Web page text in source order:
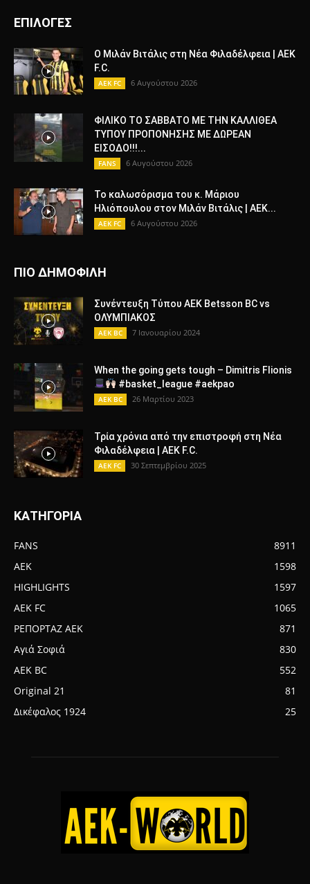
ΕΠΙΛΟΓΕΣ
Ο Μιλάν Βιτάλις στη Νέα Φιλαδέλφεια | AEK
F.C.
AEK FC 6 Αυγούστου 2026
ΦΙΛΙΚΟ ΤΟ ΣΑΒΒΑΤΟ ΜΕ ΤΗΝ ΚΑΛΛΙΘΕΑ
ΤΥΠΟΥ ΠΡΟΠΟΝΗΣΗΣ ΜΕ ΔΩΡΕΑΝ
ΕΙΣΟΔΟ!!!...
FANS 6 Αυγούστου 2026
Το καλωσόρισμα του κ. Μάριου
Ηλιόπουλου στον Μιλάν Βιτάλις | AEK...
AEK FC 6 Αυγούστου 2026
ΠΙΟ ΔΗΜΟΦΙΛΗ
Συνέντευξη Τύπου ΑΕΚ Betsson BC vs
ΟΛΥΜΠΙΑΚΟΣ
AEK BC 7 Ιανουαρίου 2024
When the going gets tough – Dimitris Flionis
#basket_league #aekpao
AEK BC 26 Μαρτίου 2023
Τρία χρόνια από την επιστροφή στη Νέα
Φιλαδέλφεια | AEK F.C.
AEK FC 30 Σεπτεμβρίου 2025
ΚΑΤΗΓΟΡΙΑ
FANS
8911
AEK
1598
HIGHLIGHTS
1597
AEK FC
1065
ΡΕΠΟΡΤΑΖ ΑΕΚ
871
Αγιά Σοφιά
830
AEK BC
552
Original 21
81
Δικέφαλος 1924
25